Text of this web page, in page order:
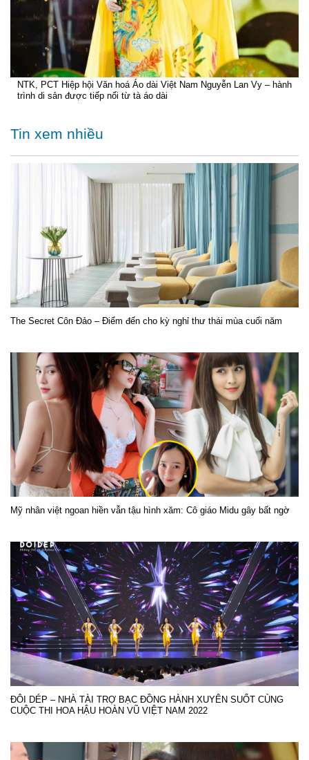
NTK, PCT Hiệp hội Văn hoá Áo dài Việt Nam Nguyễn Lan Vy – hành
trình di sản được tiếp nối từ tà áo dài
Tin xem nhiều
The Secret Côn Đảo – Điểm đến cho kỳ nghỉ thư thái mùa cuối năm
Mỹ nhân việt ngoan hiền vẫn tậu hình xăm: Cô giáo Midu gây bất ngờ
ĐÔI DÉP – NHÀ TÀI TRỢ BẠC ĐỒNG HÀNH XUYÊN SUỐT CÙNG
CUỘC THI HOA HẬU HOÀN VŨ VIỆT NAM 2022